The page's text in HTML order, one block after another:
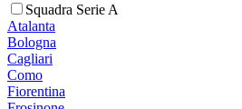
Squadra Serie A
Atalanta
Bologna
Cagliari
Como
Fiorentina